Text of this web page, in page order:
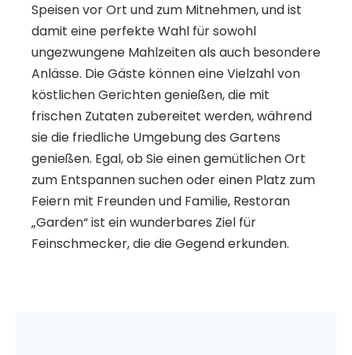
Speisen vor Ort und zum Mitnehmen, und ist
damit eine perfekte Wahl für sowohl
ungezwungene Mahlzeiten als auch besondere
Anlässe. Die Gäste können eine Vielzahl von
köstlichen Gerichten genießen, die mit
frischen Zutaten zubereitet werden, während
sie die friedliche Umgebung des Gartens
genießen. Egal, ob Sie einen gemütlichen Ort
zum Entspannen suchen oder einen Platz zum
Feiern mit Freunden und Familie, Restoran
„Garden“ ist ein wunderbares Ziel für
Feinschmecker, die die Gegend erkunden.